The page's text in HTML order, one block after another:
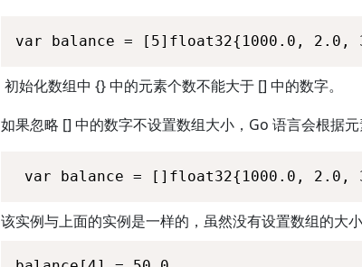
var balance = [5]float32{1000.0,
初始化数组中 {} 中的元素个数不能大于 [] 中的数字。
如果忽略 [] 中的数字不设置数组大小，Go 语言会根据
var balance = []float32{1000.0, 2.0,
该实例与上面的实例是一样的，虽然没有设置数组的大小